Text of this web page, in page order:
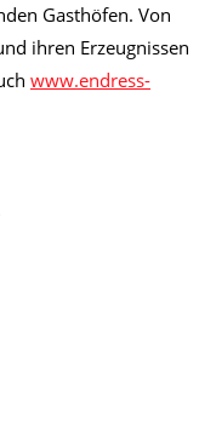
Gasthöfen. Von
ihren Erzeugnissen
www.endress-